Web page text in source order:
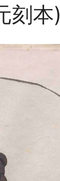
刻本)